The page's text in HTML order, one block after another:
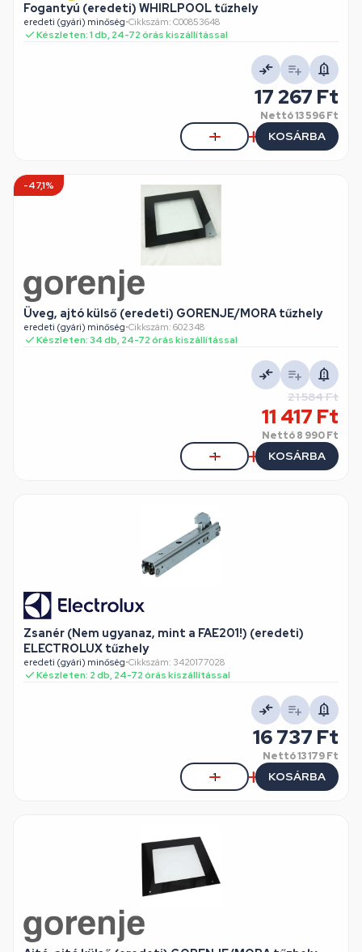
Fogantyú (eredeti) WHIRLPOOL tűzhely
eredeti (gyári) minőség•Cikkszám: C00853648
Készleten: 1 db, 24-72 órás kiszállítással
17 267 Ft
Nettó13 596 Ft
KOSÁRBA
-47,1%
Üveg, ajtó külső (eredeti) GORENJE/MORA tűzhely
eredeti (gyári) minőség•Cikkszám: 602348
Készleten: 34 db, 24-72 órás kiszállítással
21 584 Ft
11 417 Ft
Nettó8 990 Ft
KOSÁRBA
Zsanér (Nem ugyanaz, mint a FAE201!) (eredeti)
ELECTROLUX tűzhely
eredeti (gyári) minőség•Cikkszám: 3420177028
Készleten: 2 db, 24-72 órás kiszállítással
16 737 Ft
Nettó13 179 Ft
KOSÁRBA